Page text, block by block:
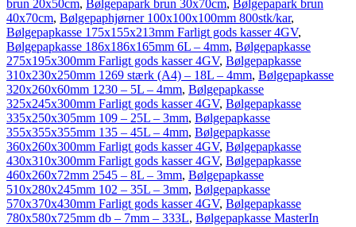
brun 20x50cm, Bølgepapark brun 30x70cm, Bølgepapark brun
40x70cm, Bølgepaphjørner 100x100x100mm 800stk/kar,
Bølgepapkasse 175x155x213mm Farligt gods kasser 4GV,
Bølgepapkasse 186x186x165mm 6L – 4mm, Bølgepapkasse
275x195x300mm Farligt gods kasser 4GV, Bølgepapkasse
310x230x250mm 1269 stærk (A4) – 18L – 4mm, Bølgepapkasse
320x260x60mm 1230 – 5L – 4mm, Bølgepapkasse
325x245x300mm Farligt gods kasser 4GV, Bølgepapkasse
335x250x305mm 109 – 25L – 3mm, Bølgepapkasse
355x355x355mm 135 – 45L – 4mm, Bølgepapkasse
360x260x300mm Farligt gods kasser 4GV, Bølgepapkasse
430x310x300mm Farligt gods kasser 4GV, Bølgepapkasse
460x260x72mm 2545 – 8L – 3mm, Bølgepapkasse
510x280x245mm 102 – 35L – 3mm, Bølgepapkasse
570x370x430mm Farligt gods kasser 4GV, Bølgepapkasse
780x580x725mm db – 7mm – 333L, Bølgepapkasse MasterIn